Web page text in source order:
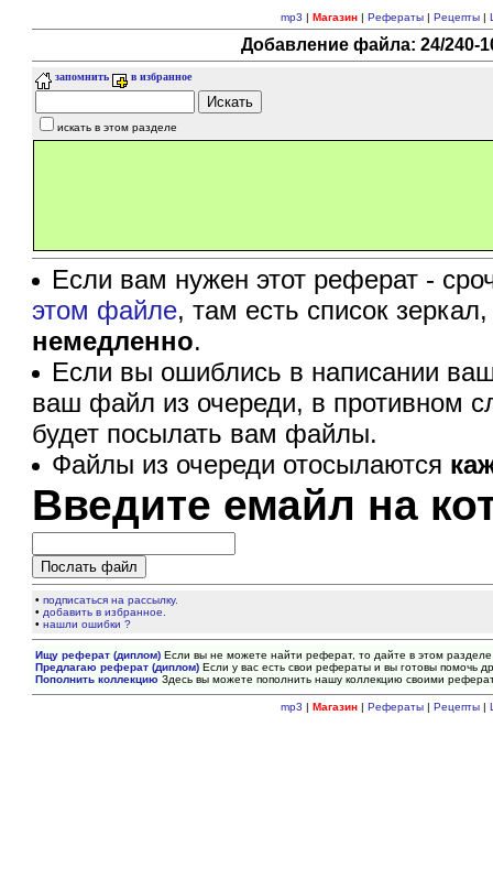
mp3 | Магазин| Рефераты| Рецепты|
Добавление файла: 24/240-
запомнить в избранное
искать в этом разделе
Если вам нужен этот реферат -
этом файле, там есть список
немедленно.
Если вы ошиблись в написании
ваш файл из очереди, в противном
будет посылать вам файлы.
Файлы из очереди отосылаются
Введите емайл на
•подписаться на рассылку.
• добавить в избранное.
•нашли ошибки ?
Ищу реферат (диплом) Если вы не можете найти реферат, то дайте в этом
Предлагаю реферат (диплом) Если у вас есть свои рефераты и вы готовы помочь
Пополнить коллекцию Здесь вы можете пополнить нашу коллекцию своими
mp3 | Магазин| Рефераты| Рецепты|